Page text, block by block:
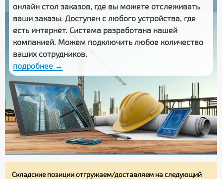
онлайн стол заказов, где вы можете отслеживать
ваши заказы. Доступен с любого устройства, где
есть интернет. Система разработана нашей
компанией. Можем подключить любое количество
ваших сотрудников.
подробнее →
Складские позиции отгружаем/доставляем на следующий